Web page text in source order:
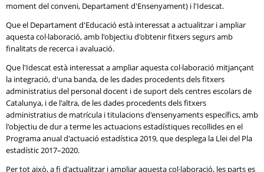
moment del conveni, Departament d'Ensenyament) i l'Idescat.
Que el Departament d'Educació està interessat a actualitzar i ampliar
aquesta col·laboració, amb l'objectiu d'obtenir fitxers segurs amb
finalitats de recerca i avaluació.
Que l'Idescat està interessat a ampliar aquesta col·laboració mitjançant
la integració, d'una banda, de les dades procedents dels fitxers
administratius del personal docent i de suport dels centres escolars de
Catalunya, i de l'altra, de les dades procedents dels fitxers
administratius de matrícula i titulacions d'ensenyaments específics, amb
l'objectiu de dur a terme les actuacions estadístiques recollides en el
Programa anual d'actuació estadística 2019, que desplega la Llei del Pla
estadístic 2017–2020.
Per tot això, a fi d'actualitzar i ampliar aquesta col·laboració, les parts es